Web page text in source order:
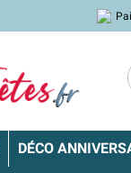
DÉCO